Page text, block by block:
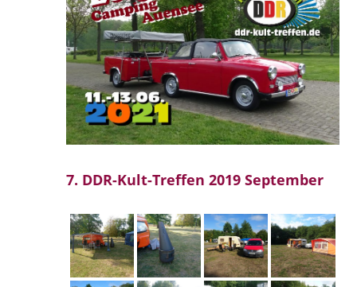
7. DDR-Kult-Treffen 2019 September